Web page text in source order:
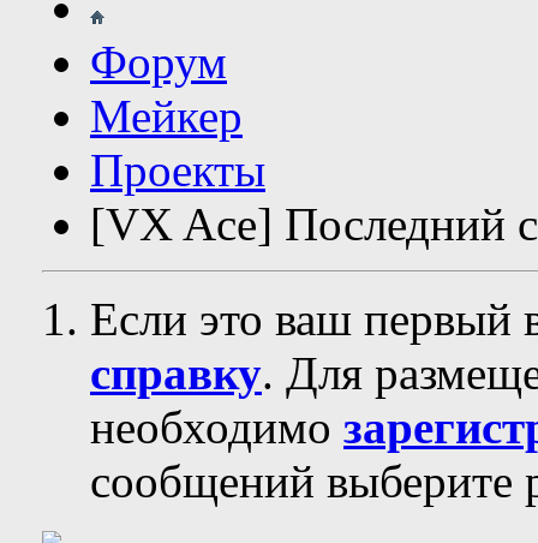
Форум
Мейкер
Проекты
[VX Ace] Последний
Если это ваш первый
справку. Для
необходимо
сообщений выберите